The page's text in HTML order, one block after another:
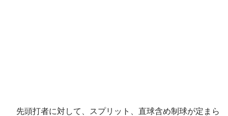
先頭打者に対して、スプリット、直球含め制球が定まら